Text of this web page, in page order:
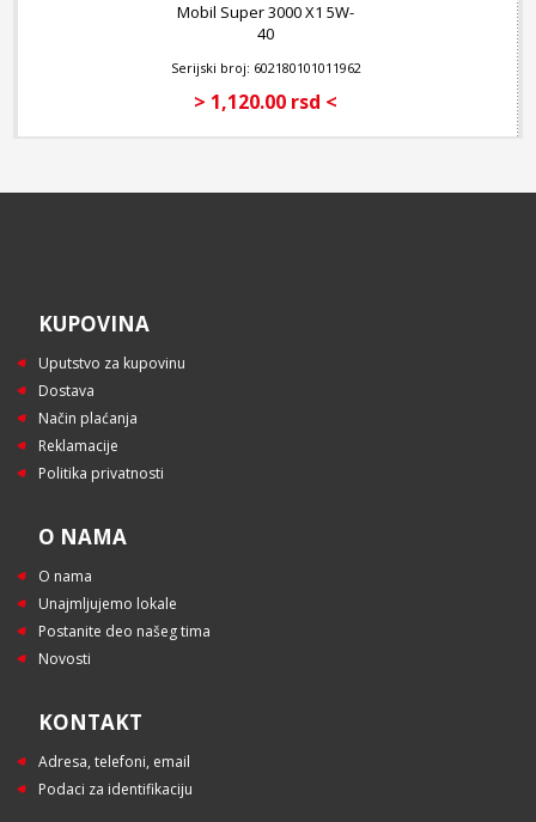
Mobil Super 3000 X1 5W-
40
Serijski broj: 602180101011962
> 1,120.00 rsd <
KUPOVINA
Uputstvo za kupovinu
Dostava
Način plaćanja
Reklamacije
Politika privatnosti
O NAMA
O nama
Unajmljujemo lokale
Postanite deo našeg tima
Novosti
KONTAKT
Adresa, telefoni, email
Podaci za identifikaciju